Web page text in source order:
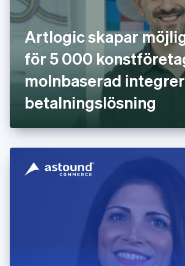
Artlogic skapar
för 5 000
molnbaserad
betalningslösning
Förenade Arabemiraten
English
Gibraltar
English
Grekland
English
Hongkong SAR, Kina
English 简体中文
Indien
Irland
English
ItalianoEnglish